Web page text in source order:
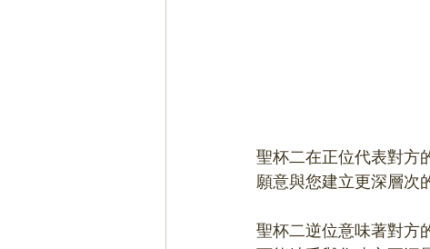
聖杯二在正位代表對方
願意與您建立更深層次
聖杯二逆位意味著對方